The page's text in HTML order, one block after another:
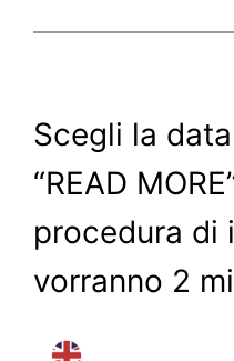
Scegli la
“READ
procedura di
vorranno 2